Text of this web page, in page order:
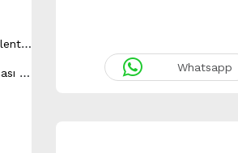
G
LİNZA HOME ® Dokuma Kırlent Modeli
K
apsül, Kalıp & Kalıp Tabancası Çeşitleri Whatsapp